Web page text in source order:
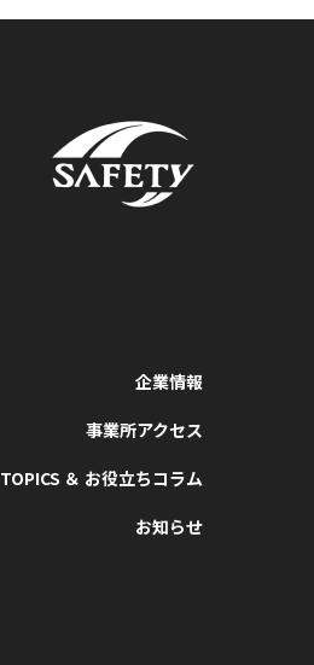
企業情報
事業所アクセス
TOPICS ＆ お役立ちコラム
お知らせ